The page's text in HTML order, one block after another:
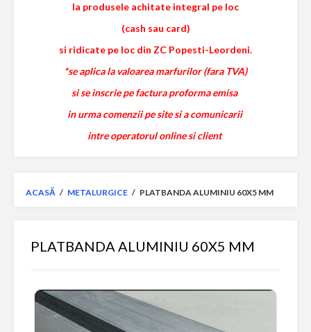
la produsele achitate integral pe loc
(cash sau card)
si ridicate pe loc din ZC Popesti-Leordeni.
*se aplica la valoarea marfurilor (fara TVA)
si se inscrie pe factura proforma emisa
in urma comenzii pe site si a comunicarii
intre operatorul online si client
ACASĂ / METALURGICE / PLATBANDA ALUMINIU 60X5 MM
PLATBANDA ALUMINIU 60X5 MM